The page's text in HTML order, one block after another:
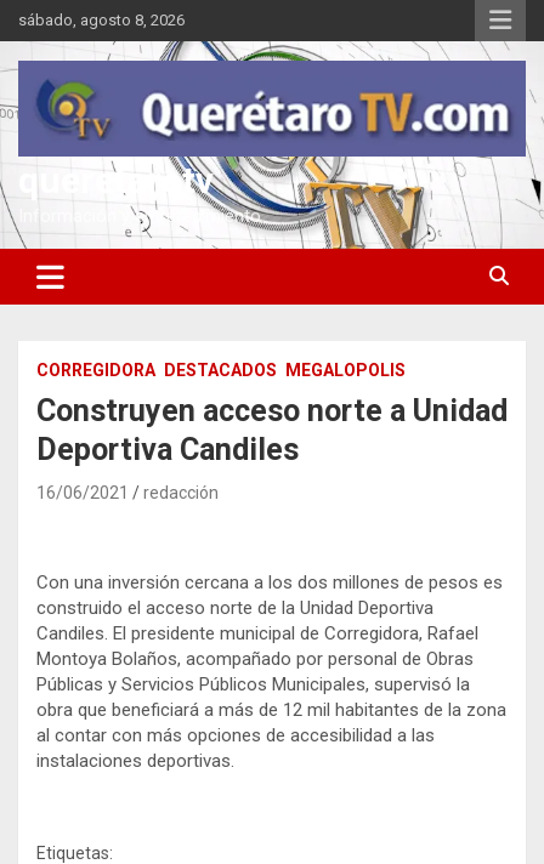
Saltar
al
contenido
sábado, agosto 8, 2026
queretarotv
Información y entretenimiento
CORREGIDORA DESTACADOS MEGALOPOLIS
Construyen acceso norte a Unidad
Deportiva Candiles
16/06/2021 redacción
Con una inversión cercana a los dos millones de pesos es
construido el acceso norte de la Unidad Deportiva
Candiles. El presidente municipal de Corregidora, Rafael
Montoya Bolaños, acompañado por personal de Obras
Públicas y Servicios Públicos Municipales, supervisó la
obra que beneficiará a más de 12 mil habitantes de la zona
al contar con más opciones de accesibilidad a las
instalaciones deportivas.
Etiquetas: